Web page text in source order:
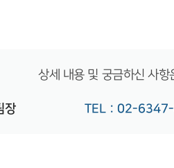
상세 내용 및 궁금하신 사
장 TEL : 02-